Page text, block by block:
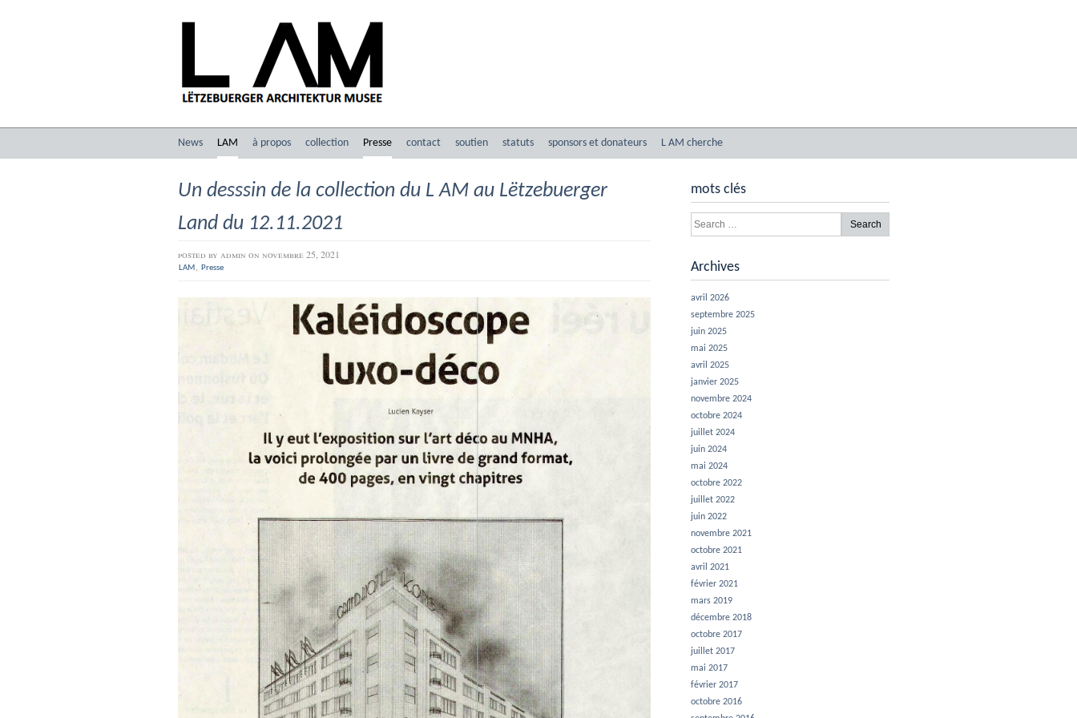
News LAM à propos collection Presse contact soutien statuts sponsors et donateurs L AM cherche
Un desssin de la collection du L AM au Lëtzebuerger
Land du 12.11.2021
posted by admin on novembre 25, 2021
LAM , Presse
mots clés
Archives
avril 2026
septembre 2025
juin 2025
mai 2025
avril 2025
janvier 2025
novembre 2024
octobre 2024
juillet 2024
juin 2024
mai 2024
octobre 2022
juillet 2022
juin 2022
novembre 2021
octobre 2021
avril 2021
février 2021
mars 2019
décembre 2018
octobre 2017
juillet 2017
mai 2017
février 2017
octobre 2016